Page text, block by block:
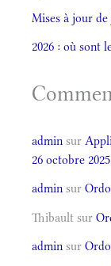
Mises à jour de
2026 : où sont
admin sur
26 octobre 2025
admin sur
Thibault sur
admin sur